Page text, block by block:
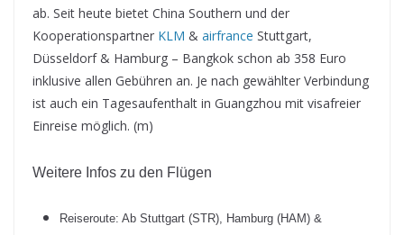
ab. Seit heute bietet China Southern und der
Kooperationspartner KLM & airfrance Stuttgart,
Düsseldorf & Hamburg – Bangkok schon ab 358 Euro
inklusive allen Gebühren an. Je nach gewählter Verbindung
ist auch ein Tagesaufenthalt in Guangzhou mit visafreier
Einreise möglich. (m)
Weitere Infos zu den Flügen
Reiseroute: Ab Stuttgart (STR), Hamburg (HAM) &